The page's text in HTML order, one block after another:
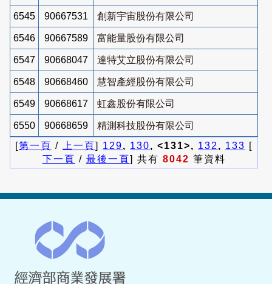
6545 90667531 創新宇宙股份有限公司
6546 90667589 富能量股份有限公司
6547 90668047 達特艾立股份有限公司
6548 90668460 慧智產經股份有限公司
6549 90668617 虹鑫股份有限公司
6550 90668659
精測科技股份有限公司
[第一頁 / 上一頁] 129, 130, <131>, 132 , 133 [
下一頁 / 最後一頁] 共有 8042 筆資料